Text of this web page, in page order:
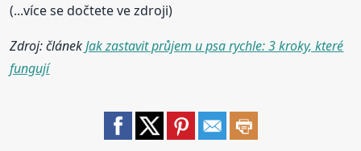
(...více se dočtete ve zdroji)
Zdroj: článekJak zastavit průjem u psa rychle: 3 kroky, které
fungují